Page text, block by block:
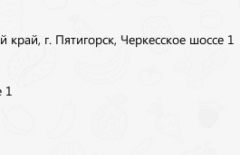
край, г. Пятигорск, Черкесское шоссе 1
1